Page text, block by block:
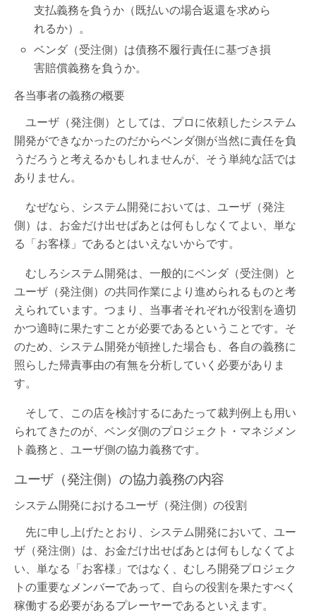
支払義務を負うか（既払いの場合返還を求めら
れるか）。
ベンダ（受注側）は債務不履行責任に基づき損
害賠償義務を負うか。
各当事者の義務の概要
ユーザ（発注側）としては、プロに依頼したシステム
開発ができなかったのだからベンダ側が当然に責任を負
うだろうと考えるかもしれませんが、そう単純な話では
ありません。
なぜなら、システム開発においては、ユーザ（発注
側）は、お金だけ出せばあとは何もしなくてよい、単な
る「お客様」であるとはいえないからです。
むしろシステム開発は、一般的にベンダ（受注側）と
ユーザ（発注側）の共同作業により進められるものと考
えられています。つまり、当事者それぞれが役割を適切
かつ適時に果たすことが必要であるということです。そ
のため、システム開発が頓挫した場合も、各自の義務に
照らした帰責事由の有無を分析していく必要がありま
す。
そして、この店を検討するにあたって裁判例上も用い
られてきたのが、ベンダ側のプロジェクト・マネジメン
ト義務と、ユーザ側の協力義務です。
ユーザ（発注側）の協力義務の内容
システム開発におけるユーザ（発注側）の役割
先に申し上げたとおり、システム開発において、ユー
ザ（発注側）は、お金だけ出せばあとは何もしなくてよ
い、単なる「お客様」ではなく、むしろ開発プロジェク
トの重要なメンバーであって、自らの役割を果たすべく
稼働する必要があるプレーヤーであるといえます。